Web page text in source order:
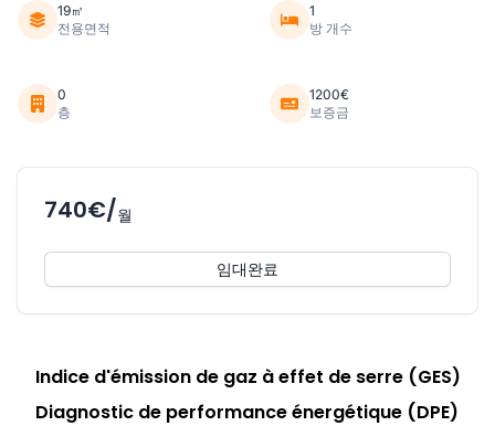
19㎡
전용면적
1
방 개수
0
층
1200€
보증금
740€/월
임대완료
Indice d'émission de gaz à effet de serre (GES)
Diagnostic de performance énergétique (DPE)